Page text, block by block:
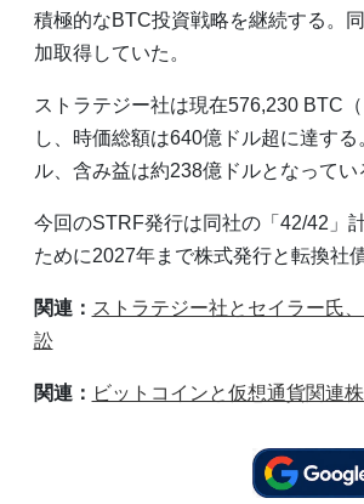
積極的なBTC投資戦略を継続する。
加取得していた。
ストラテジー社は現在576,230 BTC
し、時価総額は640億ドル超に達す
ル、含み益は約238億ドルとなってい
今回のSTRF発行は同社の「42/42」
ために2027年まで株式発行と転換社
関連： ストラテジー社とセイラー氏
訟
関連： ビットコインと仮想通貨関連